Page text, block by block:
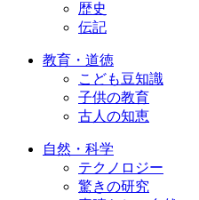
歴史
伝記
教育・道徳
こども豆知識
子供の教育
古人の知恵
自然・科学
テクノロジー
驚きの研究